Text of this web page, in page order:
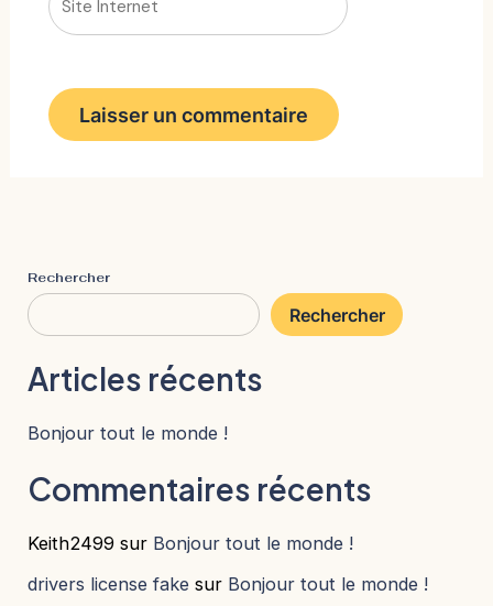
Internet
Rechercher
Rechercher
Articles récents
Bonjour tout le monde !
Commentaires récents
Keith2499 sur Bonjour tout le monde !
drivers license fake sur Bonjour tout le monde !